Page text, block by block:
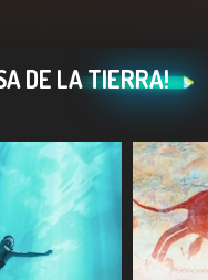
DE LA TIERRA!